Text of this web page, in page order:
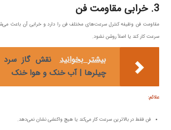
3. خرابی مقاومت فن
مقاومت فن وظیفه کنترل سرعت‌های مختلف فن را دارد و خرابی آن باعث
سرعت کار کند یا اصلاً روشن نشود.
بیشتر بخوانید
نقش گاز سرد
چیلرها | آب خنک و هوا خنک
علائم:
فن فقط در بالاترین سرعت کار می‌کند یا هیچ واکنشی نشان نمی‌دهد.